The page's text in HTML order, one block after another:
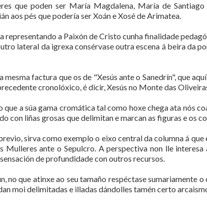
que poden ser María Magdalena, María de
aos pés que podería ser Xoán e Xosé de Arimatea.
representando a Paixón de Cristo cunha finalidade
lateral da igrexa consérvase outra escena á beira da
factura que os de "Xesús ante o Sanedrín", que
cronolóxico, é dicir, Xesús no Monte das
a súa gama cromática tal como hoxe chega ata nós
con liñas grosas que delimitan e marcan as figuras e os
sirva como exemplo o eixo central da columna á que
Mulleres ante o Sepulcro. A perspectiva non lle
de profundidade con outros recursos.
no que atinxe ao seu tamaño respéctase sumariamente
moi delimitadas e illadas dándolles tamén certo